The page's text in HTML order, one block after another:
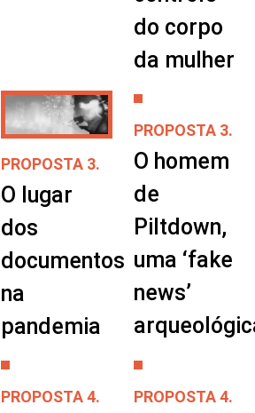
do corpo
da mulher
PROPOSTA 3.
O lugar
dos
documentos
na
pandemia
PROPOSTA 3.
O homem
de
Piltdown,
uma ‘fake
news’
PROPOSTA 4. PROPOSTA 4.